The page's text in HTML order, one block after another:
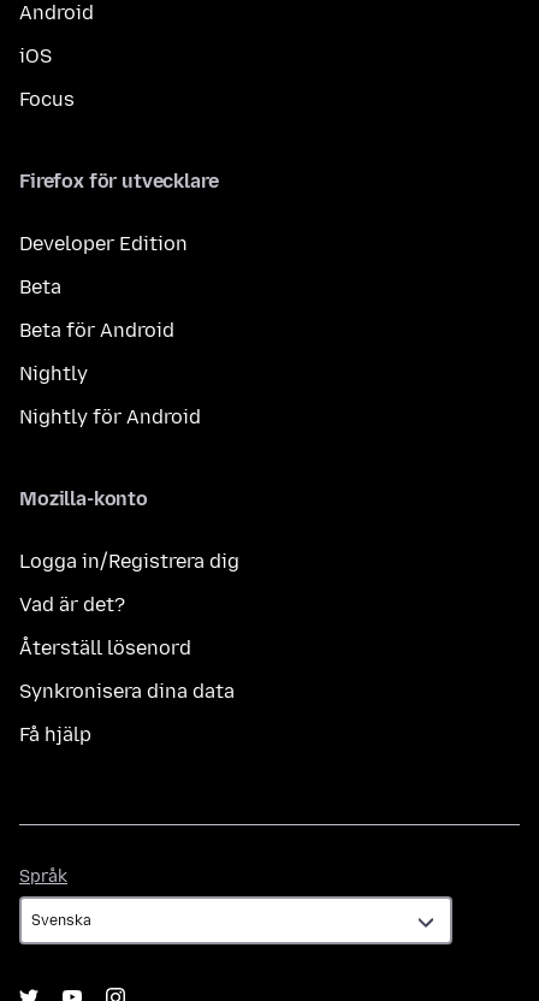
Android
iOS
Focus
Firefox för utvecklare
Developer Edition
Beta
Beta för Android
Nightly
Nightly för Android
Mozilla-konto
Logga in/Registrera dig
Vad är det?
Återställ lösenord
Synkronisera dina data
Få hjälp
Språk